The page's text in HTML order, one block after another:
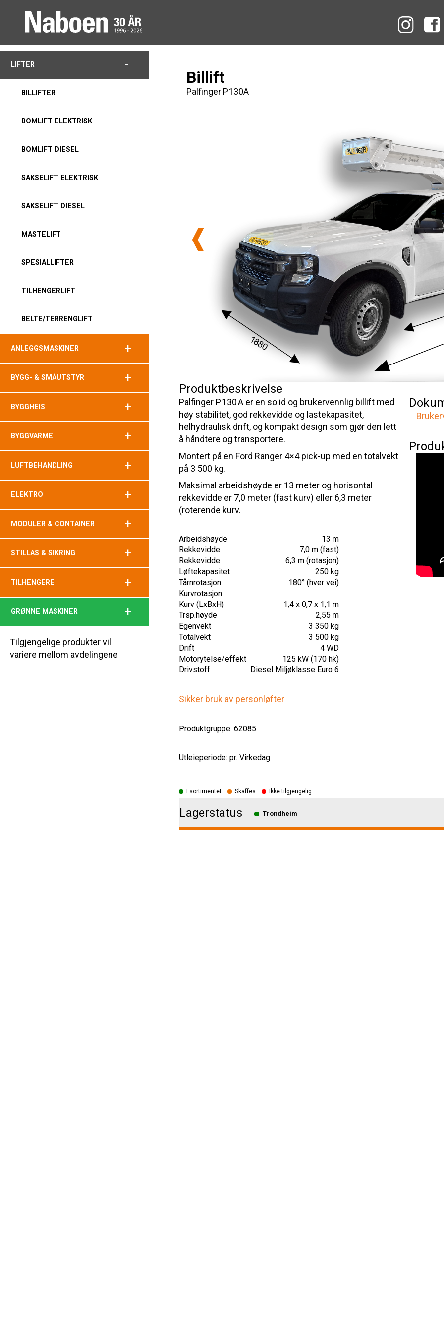
LIFTER -
BILLIFTER
BOMLIFT ELEKTRISK
BOMLIFT DIESEL
SAKSELIFT ELEKTRISK
SAKSELIFT DIESEL
MASTELIFT
SPESIALLIFTER
TILHENGERLIFT
BELTE/TERRENGLIFT
ANLEGGSMASKINER +
BYGG- & SMÅUTSTYR +
BYGGHEIS +
BYGGVARME +
LUFTBEHANDLING +
ELEKTRO +
MODULER & CONTAINER +
STILLAS & SIKRING +
TILHENGERE +
GRØNNE MASKINER +
Tilgjengelige produkter vil
variere mellom avdelingene
Billift
Palfinger P130A
Produktbeskrivelse
Palfinger P 130 A er en solid og brukervennlig billift med
høy stabilitet, god rekkevidde og lastekapasitet,
helhydraulisk drift, og kompakt design som gjør den lett
å håndtere og transportere.
Montert på en Ford Ranger 4×4 pick-up med en totalvekt
på 3 500 kg.
Maksimal arbeidshøyde er 13 meter og horisontal
rekkevidde er 7,0 meter (fast kurv) eller 6,3 meter
(roterende kurv.
Arbeidshøyde
13 m
Rekkevidde
7,0 m (fast)
Rekkevidde
6,3 m (rotasjon)
Løftekapasitet
250 kg
Tårnrotasjon
180° (hver vei)
Kurvrotasjon
Kurv (LxBxH)
1,4 x 0,7 x 1,1 m
Trsp.høyde
2,55 m
Egenvekt
3 350 kg
Totalvekt
3 500 kg
Drift
4 WD
Motorytelse/effekt
125 kW (170 hk)
Drivstoff
Diesel Miljøklasse Euro 6
Sikker bruk av personløfter
Produktgruppe: 62085
Utleieperiode: pr. Virkedag
I sortimentet Skaffes Ikke tilgjengelig
Lagerstatus Trondheim